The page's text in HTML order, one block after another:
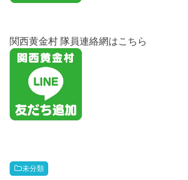
関西黄金村 隊員連絡網はこちら
未分類